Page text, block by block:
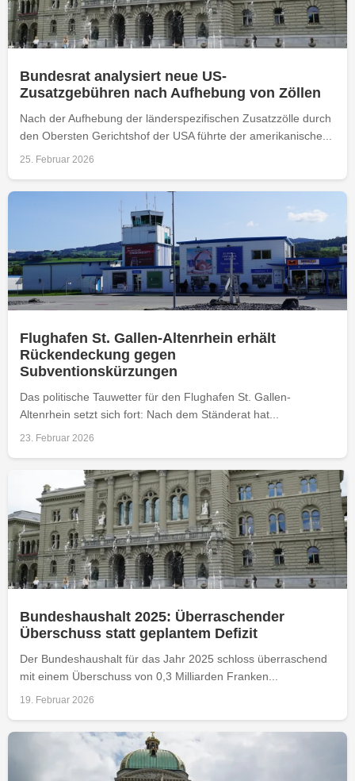
Bundesrat analysiert neue US-
Zusatzgebühren nach Aufhebung von Zöllen
Nach der Aufhebung der länderspezifischen Zusatzzölle durch
den Obersten Gerichtshof der USA führte der amerikanische...
25. Februar 2026
Flughafen St. Gallen-Altenrhein erhält
Rückendeckung gegen
Subventionskürzungen
Das politische Tauwetter für den Flughafen St. Gallen-
Altenrhein setzt sich fort: Nach dem Ständerat hat...
23. Februar 2026
Bundeshaushalt 2025: Überraschender
Überschuss statt geplantem Defizit
Der Bundeshaushalt für das Jahr 2025 schloss überraschend
mit einem Überschuss von 0,3 Milliarden Franken...
19. Februar 2026